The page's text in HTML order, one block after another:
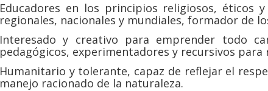
Educadores en los principios religiosos, éticos
regionales, nacionales y mundiales, formador de
Interesado y creativo para emprender todo
pedagógicos, experimentadores y recursivos
Humanitario y tolerante, capaz de reflejar el
manejo racionado de la naturaleza.